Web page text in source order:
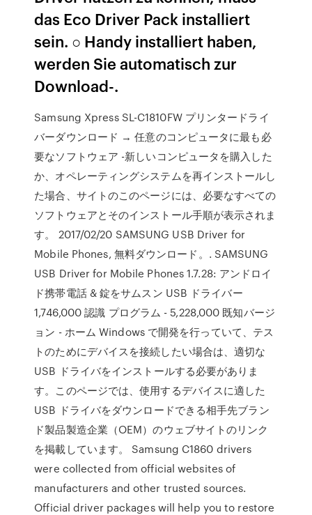
das Eco Driver Pack installiert
sein. ○ Handy installiert haben,
werden Sie automatisch zur
Download-.
Samsung Xpress SL-C1810FW プリンタードライ
バーダウンロード → 任意のコンピュータに最も必
要なソフトウェア -新しいコンピュータを購入した
か、オペレーティングシステムを再インストールし
た場合、サイトのこのページには、必要なすべての
ソフトウェアとそのインストール手順が表示されま
す。 2017/02/20 SAMSUNG USB Driver for
Mobile Phones, 無料ダウンロード。. SAMSUNG
USB Driver for Mobile Phones 1.7.28: アンドロイ
ド携帯電話 & 錠をサムスン USB ドライバー
1,746,000 認識 プログラム - 5,228,000 既知バージ
ョン - ホーム Windows で開発を行っていて、テス
トのためにデバイスを接続したい場合は、適切な
USB ドライバをインストールする必要がありま
す。このページでは、使用するデバイスに適した
USB ドライバをダウンロードできる相手先ブラン
ド製品製造企業（OEM）のウェブサイトのリンク
を掲載しています。 Samsung C1860 drivers
were collected from official websites of
manufacturers and other trusted sources.
Official driver packages will help you to restore